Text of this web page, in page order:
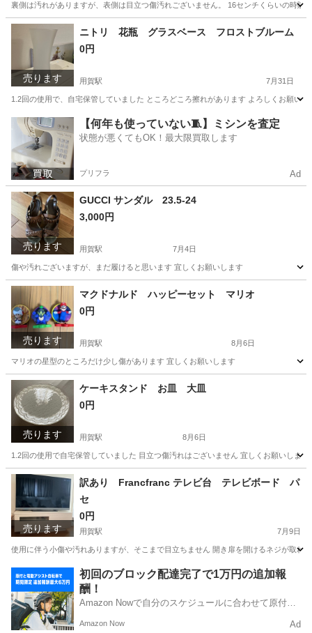
裏側は汚れがありますが、表側は目立つ傷汚れございません。 16センチくらいの時購
東京 世田谷区 用賀駅 キッズ用品
売ります
ニトリ 花瓶 グラスベース フロストブルーム
0円
用賀駅 7月31日
1.2回の使用で、自宅保管していました ところどころ擦れがあります よろしくお願いし
東京 世田谷区 用賀駅 家庭用品
【何年も使っていない🧵】ミシンを査定
状態が悪くてもOK！最大限買取します
プリフラ Ad
売ります
GUCCI サンダル 23.5-24
3,000円
用賀駅 7月4日
傷や汚れございますが、まだ履けると思います 宜しくお願いします
東京 世田谷区 用賀駅 靴
売ります
マクドナルド ハッピーセット マリオ
0円
用賀駅 8月6日
マリオの星型のところだけ少し傷があります 宜しくお願いします
東京 世田谷区 用賀駅 おもちゃ
売ります
ケーキスタンド お皿 大皿
0円
用賀駅 8月6日
1.2回の使用で自宅保管していました 目立つ傷汚れはございません 宜しくお願いします
東京 世田谷区 用賀駅
売ります
訳あり Francfranc テレビ台 テレビボード パ
セ
0円
用賀駅 7月9日
使用に伴う小傷や汚れありますが、そこまで目立ちません 開き扉を開けるネジが取
用賀駅 収納家具 Francfranc
初回のブロック配達完了で1万円の追加報
酬！
Amazon Nowで自分のスケジュールに合わせて原付や
う！
Amazon Now Ad